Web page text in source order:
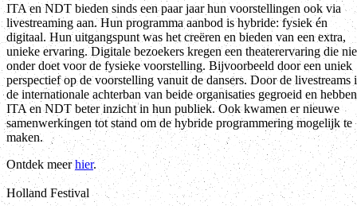
ITA en NDT bieden sinds een paar jaar hun voorstellingen ook via
livestreaming aan. Hun programma aanbod is hybride: fysiek én
digitaal. Hun uitgangspunt was het creëren en bieden van een extra,
unieke ervaring. Digitale bezoekers kregen een theaterervaring die
onder doet voor de fysieke voorstelling. Bijvoorbeeld door een uniek
perspectief op de voorstelling vanuit de dansers. Door de livestreams
de internationale achterban van beide organisaties gegroeid en hebben
ITA en NDT beter inzicht in hun publiek. Ook kwamen er nieuwe
samenwerkingen tot stand om de hybride programmering mogelijk te
maken.
Ontdek meerhier.
Holland Festival